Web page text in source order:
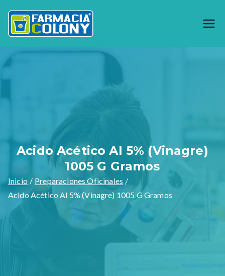
contenido
Colony
Generando bienestar desde 1944,
formulas magistrales y venta de
naturales, garantizamos calidad en
nuestros productos y servicios.
Acido Acético Al 5% (Vinagre)
1005 G Gramos
Inicio
Preparaciones Oficinales
Acido Acético Al 5% (Vinagre) 1005 G Gramos